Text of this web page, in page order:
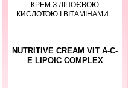
КРЕМ З ЛІПОЄВОЮ
КИСЛОТОЮ І ВІТАМІНАМИ...
NUTRITIVE CREAM VIT A-C-
E LIPOIC COMPLEX